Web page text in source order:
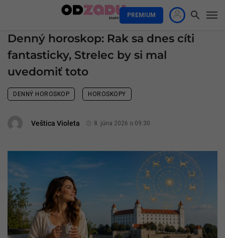
PREMIUM
Denný horoskop: Rak sa dnes cíti
fantasticky, Strelec by si mal
uvedomiť toto
DENNÝ HOROSKOP HOROSKOPY
Veštica Violeta 8. júna 2026 o 09:30